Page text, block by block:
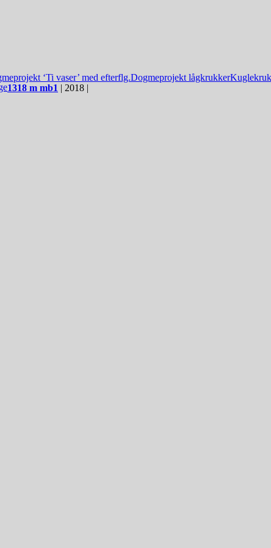
‘Ti vaser’ med efterflg.Dogmeprojekt lågkrukker
1318 m mb1 | 2018 |